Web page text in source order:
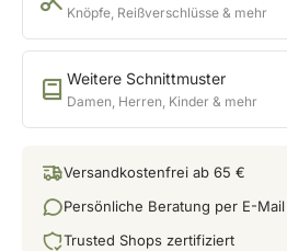
Knöpfe, Reißverschlüsse & mehr
Weitere Schnittmuster
Damen, Herren, Kinder & mehr
Versandkostenfrei ab 65 €
Persönliche Beratung per E-Mail
Trusted Shops zertifiziert